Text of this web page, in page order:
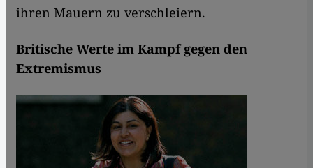
ihren Mauern zu verschleiern.
Britische Werte im Kampf gegen den
Extremismus